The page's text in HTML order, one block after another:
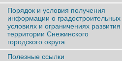
Порядок и условия получения
информации о градостроительных
условиях и ограничениях развития
территории Снежинского
городского округа
Полезные ссылки